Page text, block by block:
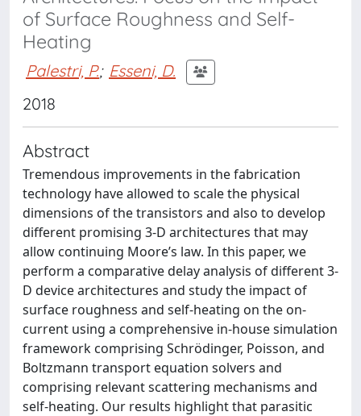
of Surface Roughness and Self-
Heating
Palestri, P.; Esseni, D.
2018
Abstract
Tremendous improvements in the fabrication
technology have allowed to scale the physical
dimensions of the transistors and also to develop
different promising 3-D architectures that may
allow continuing Moore’s law. In this paper, we
perform a comparative delay analysis of different 3-
D device architectures and study the impact of
surface roughness and self-heating on the on-
current using a comprehensive in-house simulation
framework comprising Schrödinger, Poisson, and
Boltzmann transport equation solvers and
comprising relevant scattering mechanisms and
self-heating. Our results highlight that parasitic